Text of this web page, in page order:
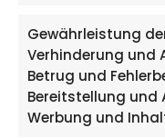
Gewährleistung
Verhinderung und
Betrug und
Bereitstellung und
Werbung und
Bâle 4000
Lugano 6900